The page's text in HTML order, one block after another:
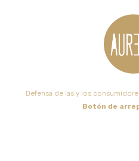
Defensa de las y los
Botón de